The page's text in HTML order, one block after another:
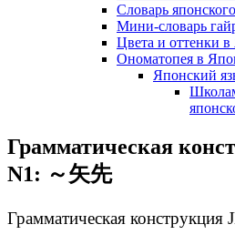
Словарь
Мини-словарь
Цвета и оттенки
Ономатопея в
Японский
Грамматическая
N1: ～矢先
Грамматическая